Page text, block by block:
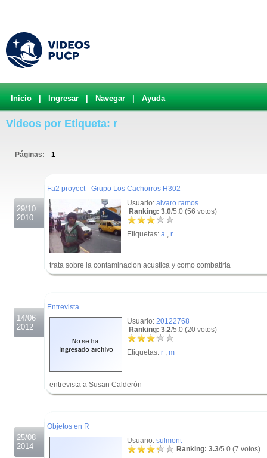
Inicio Ingresar Navegar Ayuda
Videos por Etiqueta: r
Páginas: 1
29/10
2010
Fa2 proyect - Grupo Los Cachorros H302
Usuario: alvaro.ramos
Ranking: 3.0/5.0 (56 votos)
Etiquetas: a , r
trata sobre la contaminacion acustica y como combatirla
14/06
2012
Entrevista
Usuario: 20122768
Ranking: 3.2/5.0 (20 votos)
Etiquetas: r , m
entrevista a Susan Calderón
25/08
2014
Objetos en R
Usuario: sulmont
Ranking: 3.3/5.0 (7 votos)